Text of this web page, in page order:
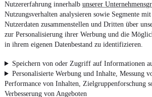
Nutzererfahrung innerhalb unserer
Nutzungsverhalten analysieren sowie Segmente
Nutzerdaten zusammenstellen und Dritten über
zur Personalisierung ihrer Werbung und die
in ihrem eigenen Datenbestand zu identifizieren.
Speichern von oder Zugriff auf Informationen
Personalisierte Werbung und Inhalte, Messung
Performance von Inhalten, Zielgruppenforschung
Verbesserung von Angeboten
4.6 Sterne
Nutze mobile.de schnell und einfach
AGB
Vertrag widerrufen